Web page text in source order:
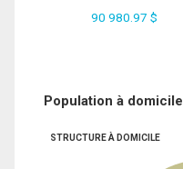
90 980.97 $
Population à domicile
STRUCTURE À DOMICILE